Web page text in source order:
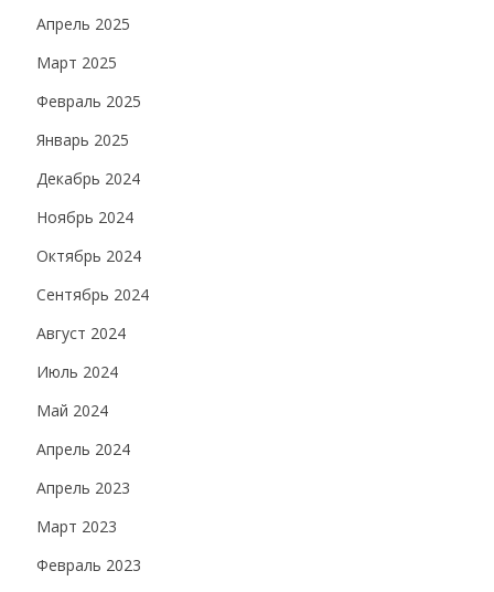
Апрель 2025
Март 2025
Февраль 2025
Январь 2025
Декабрь 2024
Ноябрь 2024
Октябрь 2024
Сентябрь 2024
Август 2024
Июль 2024
Май 2024
Апрель 2024
Апрель 2023
Март 2023
Февраль 2023